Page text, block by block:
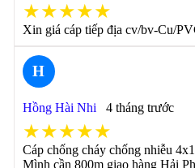
★★★★★
Xin giá cáp tiếp địa cv/bv-Cu/
H
Hồng Hài Nhi 4 tháng trước
★★★★★
Cáp chống cháy chống nhiễu
Mình cần 800m giao hàng Hải